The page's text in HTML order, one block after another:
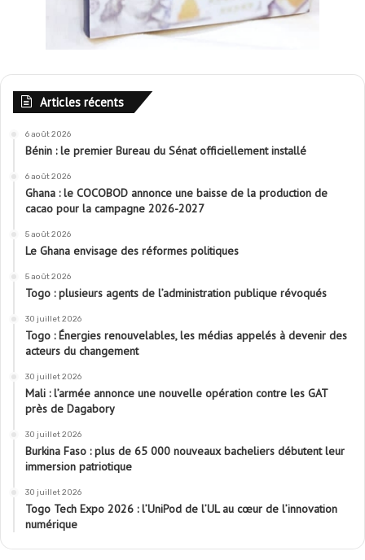
Articles récents
6 août 2026
Bénin : le premier Bureau du Sénat officiellement installé
6 août 2026
Ghana : le COCOBOD annonce une baisse de la production de
cacao pour la campagne 2026-2027
5 août 2026
Le Ghana envisage des réformes politiques
5 août 2026
Togo : plusieurs agents de l’administration publique révoqués
30 juillet 2026
Togo : Énergies renouvelables, les médias appelés à devenir des
acteurs du changement
30 juillet 2026
Mali : l’armée annonce une nouvelle opération contre les GAT
près de Dagabory
30 juillet 2026
Burkina Faso : plus de 65 000 nouveaux bacheliers débutent leur
immersion patriotique
30 juillet 2026
Togo Tech Expo 2026 : l’UniPod de l’UL au cœur de l’innovation
numérique